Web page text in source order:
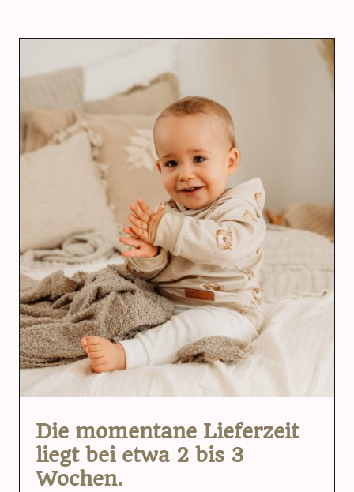
Die momentane Lieferzeit
liegt bei etwa 2 bis 3
Wochen.